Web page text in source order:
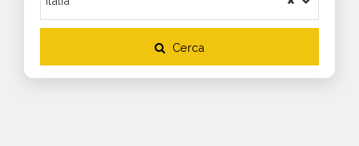
Cerca